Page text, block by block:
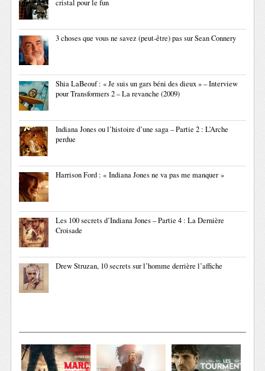
cristal pour le fun
3 choses que vous ne savez (peut-être) pas sur Sean Connery
Shia LaBeouf : « Je suis un gars béni des dieux » – Interview
pour Transformers 2 – La revanche (2009)
Indiana Jones ou l’histoire d’une saga – Partie 2 : L’Arche
perdue
Harrison Ford : « Indiana Jones ne va pas me manquer »
Les 100 secrets d’Indiana Jones – Partie 4 : La Dernière
Croisade
Drew Struzan, 10 secrets sur l’homme derrière l’affiche